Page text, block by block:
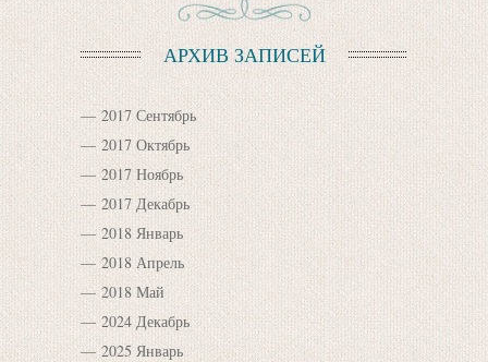
АРХИВ ЗАПИСЕЙ
2017 Сентябрь
2017 Октябрь
2017 Ноябрь
2017 Декабрь
2018 Январь
2018 Апрель
2018 Май
2024 Декабрь
2025 Январь